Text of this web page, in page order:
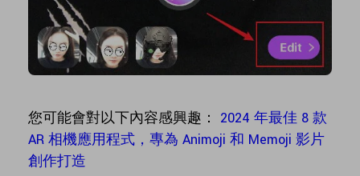
您可能會對以下內容感興趣： 2024 年最佳 8 款
AR 相機應用程式，專為 Animoji 和 Memoji 影片
創作打造